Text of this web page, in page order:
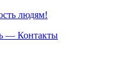
людям!
— Контакты